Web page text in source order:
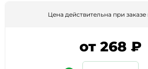
Цена действительна при заказе
от 268 ₽